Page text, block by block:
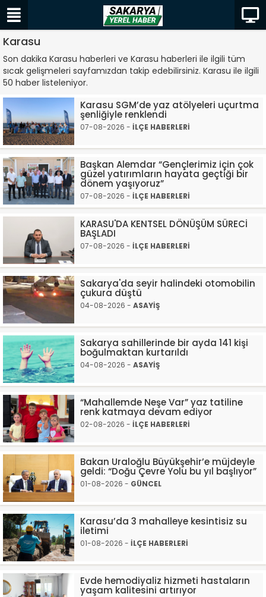
Karasu
Son dakika Karasu haberleri ve Karasu haberleri ile ilgili tüm
sıcak gelişmeleri sayfamızdan takip edebilirsiniz. Karasu ile ilgili
50 haber listeleniyor.
Karasu SGM’de yaz atölyeleri uçurtma
şenliğiyle renklendi
07-08-2026 - İLÇE HABERLERİ
Başkan Alemdar “Gençlerimiz için çok
güzel yatırımların hayata geçtiği bir
dönem yaşıyoruz”
07-08-2026 - İLÇE HABERLERİ
KARASU'DA KENTSEL DÖNÜŞÜM SÜRECİ
BAŞLADI
07-08-2026 - İLÇE HABERLERİ
Sakarya'da seyir halindeki otomobilin
çukura düştü
04-08-2026 - ASAYİŞ
Sakarya sahillerinde bir ayda 141 kişi
boğulmaktan kurtarıldı
04-08-2026 - ASAYİŞ
“Mahallemde Neşe Var” yaz tatiline
renk katmaya devam ediyor
02-08-2026 - İLÇE HABERLERİ
Bakan Uraloğlu Büyükşehir’e müjdeyle
geldi: “Doğu Çevre Yolu bu yıl başlıyor”
01-08-2026 - GÜNCEL
Karasu’da 3 mahalleye kesintisiz su
iletimi
01-08-2026 - İLÇE HABERLERİ
Evde hemodiyaliz hizmeti hastaların
yaşam kalitesini artırıyor